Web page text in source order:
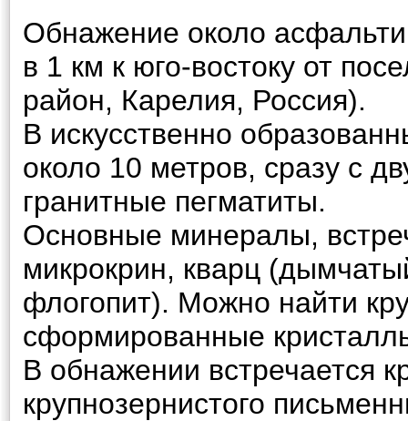
Обнажение около
в 1 км к юго-востоку от
район, Карелия, Россия).
В искусственно
около 10 метров, сразу с
гранитные пегматиты.
Основные минералы,
микрокрин, кварц
флогопит). Можно найти
сформированные
В обнажении встречается
крупнозернистого